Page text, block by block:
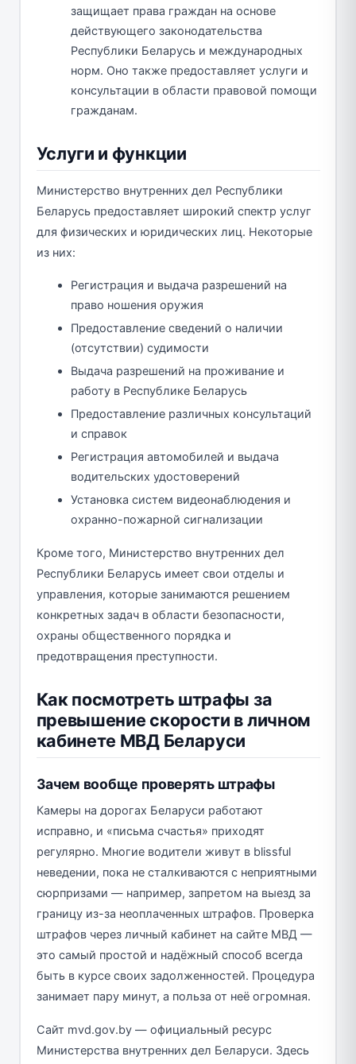
защищает права граждан на основе
действующего законодательства
Республики Беларусь и международных
норм. Оно также предоставляет услуги и
консультации в области правовой помощи
гражданам.
Услуги и функции
Министерство внутренних дел Республики
Беларусь предоставляет широкий спектр услуг
для физических и юридических лиц. Некоторые
из них:
Регистрация и выдача разрешений на
право ношения оружия
Предоставление сведений о наличии
(отсутствии) судимости
Выдача разрешений на проживание и
работу в Республике Беларусь
Предоставление различных консультаций
и справок
Регистрация автомобилей и выдача
водительских удостоверений
Установка систем видеонаблюдения и
охранно-пожарной сигнализации
Кроме того, Министерство внутренних дел
Республики Беларусь имеет свои отделы и
управления, которые занимаются решением
конкретных задач в области безопасности,
охраны общественного порядка и
предотвращения преступности.
Как посмотреть штрафы за
превышение скорости в личном
кабинете МВД Беларуси
Зачем вообще проверять штрафы
Камеры на дорогах Беларуси работают
исправно, и «письма счастья» приходят
регулярно. Многие водители живут в blissful
неведении, пока не сталкиваются с неприятными
сюрпризами — например, запретом на выезд за
границу из-за неоплаченных штрафов. Проверка
штрафов через личный кабинет на сайте МВД —
это самый простой и надёжный способ всегда
быть в курсе своих задолженностей. Процедура
занимает пару минут, а польза от неё огромная.
Сайт mvd.gov.by — официальный ресурс
Министерства внутренних дел Беларуси. Здесь